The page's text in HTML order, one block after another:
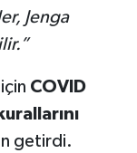
Jenga
COVID
getirdi.